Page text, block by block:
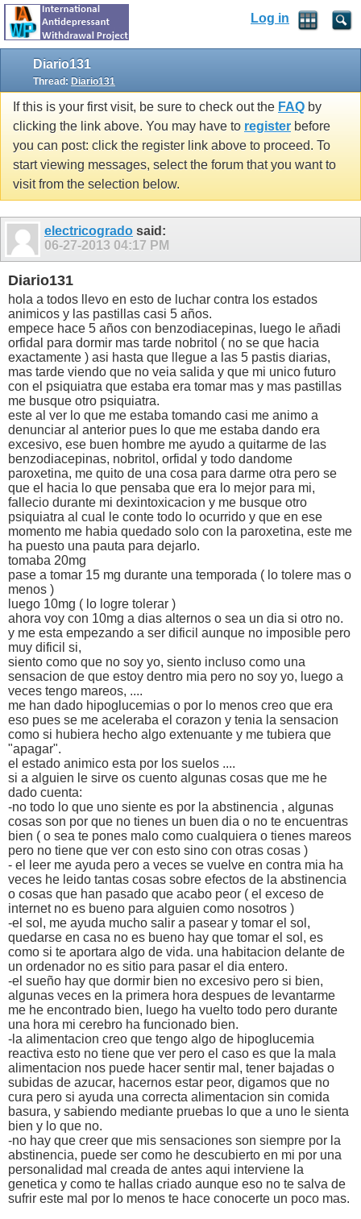
Log in
Diario131
Thread: Diario131
If this is your first visit, be sure to check out the FAQ by
clicking the link above. You may have to register before
you can post: click the register link above to proceed. To
start viewing messages, select the forum that you want to
visit from the selection below.
electricogrado said:
06-27-2013 04:17 PM
Diario131
hola a todos llevo en esto de luchar contra los estados
animicos y las pastillas casi 5 años.
empece hace 5 años con benzodiacepinas, luego le añadi
orfidal para dormir mas tarde nobritol ( no se que hacia
exactamente ) asi hasta que llegue a las 5 pastis diarias,
mas tarde viendo que no veia salida y que mi unico futuro
con el psiquiatra que estaba era tomar mas y mas pastillas
me busque otro psiquiatra.
este al ver lo que me estaba tomando casi me animo a
denunciar al anterior pues lo que me estaba dando era
excesivo, ese buen hombre me ayudo a quitarme de las
benzodiacepinas, nobritol, orfidal y todo dandome
paroxetina, me quito de una cosa para darme otra pero se
que el hacia lo que pensaba que era lo mejor para mi,
fallecio durante mi dexintoxicacion y me busque otro
psiquiatra al cual le conte todo lo ocurrido y que en ese
momento me habia quedado solo con la paroxetina, este me
ha puesto una pauta para dejarlo.
tomaba 20mg
pase a tomar 15 mg durante una temporada ( lo tolere mas o
menos )
luego 10mg ( lo logre tolerar )
ahora voy con 10mg a dias alternos o sea un dia si otro no.
y me esta empezando a ser dificil aunque no imposible pero
muy dificil si,
siento como que no soy yo, siento incluso como una
sensacion de que estoy dentro mia pero no soy yo, luego a
veces tengo mareos, ....
me han dado hipoglucemias o por lo menos creo que era
eso pues se me aceleraba el corazon y tenia la sensacion
como si hubiera hecho algo extenuante y me tubiera que
"apagar".
el estado animico esta por los suelos ....
si a alguien le sirve os cuento algunas cosas que me he
dado cuenta:
-no todo lo que uno siente es por la abstinencia , algunas
cosas son por que no tienes un buen dia o no te encuentras
bien ( o sea te pones malo como cualquiera o tienes mareos
pero no tiene que ver con esto sino con otras cosas )
- el leer me ayuda pero a veces se vuelve en contra mia ha
veces he leido tantas cosas sobre efectos de la abstinencia
o cosas que han pasado que acabo peor ( el exceso de
internet no es bueno para alguien como nosotros )
-el sol, me ayuda mucho salir a pasear y tomar el sol,
quedarse en casa no es bueno hay que tomar el sol, es
como si te aportara algo de vida. una habitacion delante de
un ordenador no es sitio para pasar el dia entero.
-el sueño hay que dormir bien no excesivo pero si bien,
algunas veces en la primera hora despues de levantarme
me he encontrado bien, luego ha vuelto todo pero durante
una hora mi cerebro ha funcionado bien.
-la alimentacion creo que tengo algo de hipoglucemia
reactiva esto no tiene que ver pero el caso es que la mala
alimentacion nos puede hacer sentir mal, tener bajadas o
subidas de azucar, hacernos estar peor, digamos que no
cura pero si ayuda una correcta alimentacion sin comida
basura, y sabiendo mediante pruebas lo que a uno le sienta
bien y lo que no.
-no hay que creer que mis sensaciones son siempre por la
abstinencia, puede ser como he descubierto en mi por una
personalidad mal creada de antes aqui interviene la
genetica y como te hallas criado aunque eso no te salva de
sufrir este mal por lo menos te hace conocerte un poco mas.